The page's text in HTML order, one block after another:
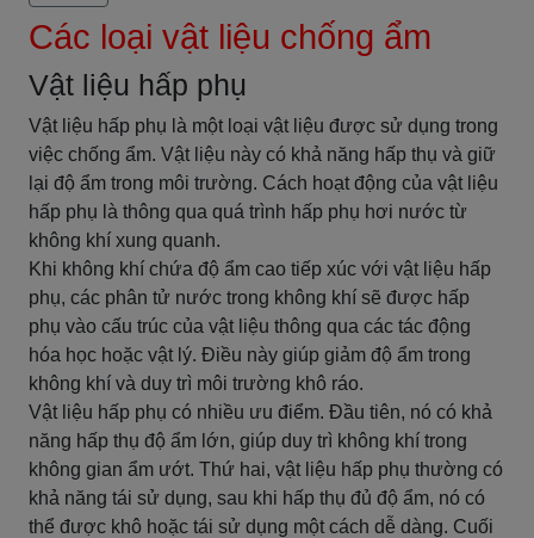
Các loại vật liệu chống ẩm
Vật liệu hấp phụ
Vật liệu hấp phụ là một loại vật liệu được sử dụng trong
việc chống ẩm. Vật liệu này có khả năng hấp thụ và giữ
lại độ ẩm trong môi trường. Cách hoạt động của vật liệu
hấp phụ là thông qua quá trình hấp phụ hơi nước từ
không khí xung quanh.
Khi không khí chứa độ ẩm cao tiếp xúc với vật liệu hấp
phụ, các phân tử nước trong không khí sẽ được hấp
phụ vào cấu trúc của vật liệu thông qua các tác động
hóa học hoặc vật lý. Điều này giúp giảm độ ẩm trong
không khí và duy trì môi trường khô ráo.
Vật liệu hấp phụ có nhiều ưu điểm. Đầu tiên, nó có khả
năng hấp thụ độ ẩm lớn, giúp duy trì không khí trong
không gian ẩm ướt. Thứ hai, vật liệu hấp phụ thường có
khả năng tái sử dụng, sau khi hấp thụ đủ độ ẩm, nó có
thể được khô hoặc tái sử dụng một cách dễ dàng. Cuối